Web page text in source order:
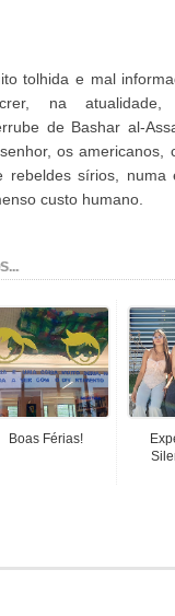
tolhida e mal
na
de Bashar al-
os
rebeldes sírios,
custo humano.
Boas Férias!